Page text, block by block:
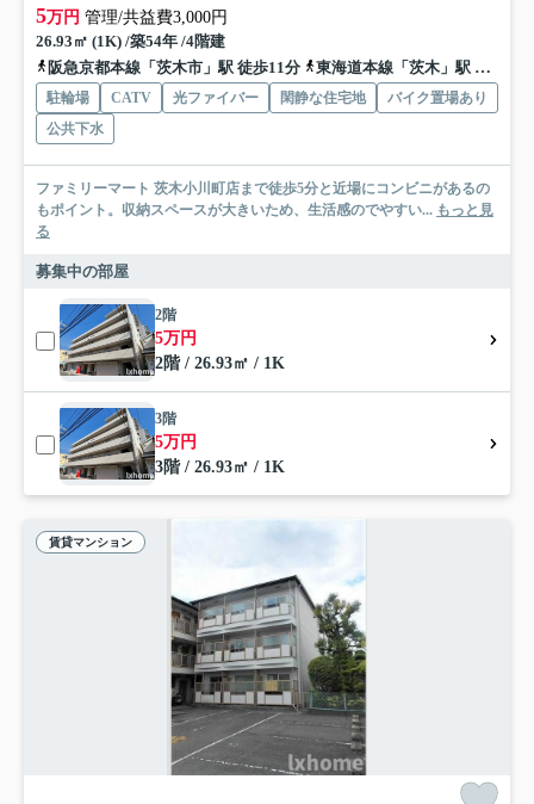
5万円 管理/共益費3,000円
26.93㎡ (1K) /築54年 /4階建
阪急京都本線「茨木市」駅 徒歩11分
東海道本線「茨木」駅 徒歩15分
駐輪場 CATV 光ファイバー 閑静な住宅地
バイク置場あり
公共下水
ファミリーマート 茨木小川町店まで徒歩5分と近場にコンビニがあるの
もポイント。収納スペースが大きいため、生活感のでやすい... もっと見
る
募集中の部屋
2階
5万円
2階 / 26.93㎡ / 1K
3階
5万円
3階 / 26.93㎡ / 1K
賃貸マンション